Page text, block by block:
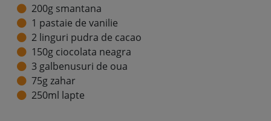
200g smantana
1 pastaie de vanilie
2 linguri pudra de cacao
150g ciocolata neagra
3 galbenusuri de oua
75g zahar
250ml lapte